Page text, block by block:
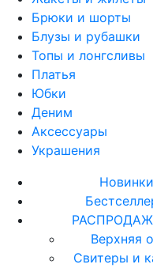
Брюки и шорты
Блузы и рубашки
Топы и лонгсливы
Платья
Юбки
Деним
Аксессуары
Украшения
Новинки
Верхняя
Свитеры и